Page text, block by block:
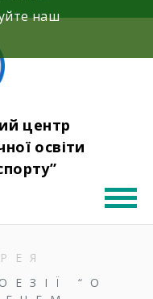
центр
освіти
“О
наш